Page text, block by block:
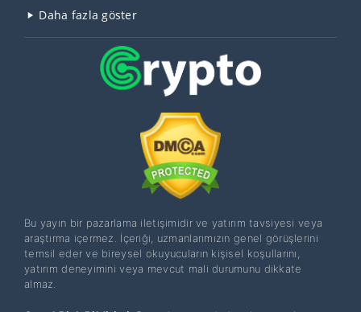
Daha fazla göster
Bu yayın bir pazarlama iletişimidir ve yatırım tavsiyesi veya
araştırma içermez. İçeriği, uzmanlarımızın genel görüşlerini
temsil eder ve bireysel okuyucuların kişisel koşullarını,
yatırım deneyimini veya mevcut mali durumunu dikkate
almaz.